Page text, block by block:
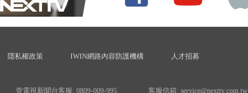
隱私權政策 IWIN網路內容防護機構 人才招募
壹電視新聞台客服: 0809-009-995 客服信箱: service@nexttv.com.tw